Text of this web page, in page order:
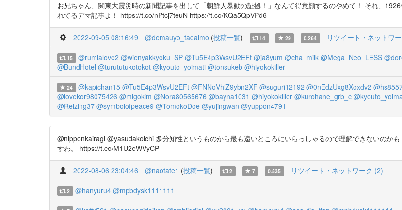
お兄ちゃん、関東大震災時の新聞記事を出して「朝鮮人暴動の証拠！」なんて得意顔するのやめて！ それ、
れてるデマ記事よ！ https://t.co/nPtcj7teuN https://t.co/KQa5QpVPd6
2022-09-05 08:16:49 @demauyo_tadaimo (投稿一覧) 14 29 0.264 リツイート・ネットワ
15 @rumialove2 @wienyakkyoku_SP @Tu5E4p3WsvU2EFt @ja8yum @cha_milk @Mega_Neo_LESS
@BundHotel @turututukotokot @kyouto_yoimati @tonsukeb @hiyokokiller
24 @kapichan15 @Tu5E4p3WsvU2EFt @FNNoVhiZ9ybn2XF @suguri12192 @0nEdzUxg8Xoxdv2
@lovekor98075426 @migokim @Nora80565676 @bayna1031 @hiyokokiller @kurohane_grb_c
@Reizing37 @symbolofpeace9 @TomokoDoe @yujingwan @yuppon4791
@nipponkairagi @yasudakoichi 多分知性というものから最も遠いところにいらっしゃるので理解できないのか
すわ。 https://t.co/M1U2eWVyCP
2022-08-06 23:04:46 @naotate1 (投稿一覧) 2 7 0.535 リツイート・ネットワーク (2)
2 @hanyuru4 @mpbdysk1111111